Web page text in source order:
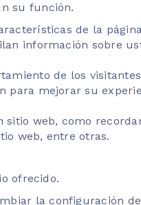
su función.
de la
información sobre
de los
para mejorar su
sitio web, como
web, entre otras.
ofrecido.
la configuración